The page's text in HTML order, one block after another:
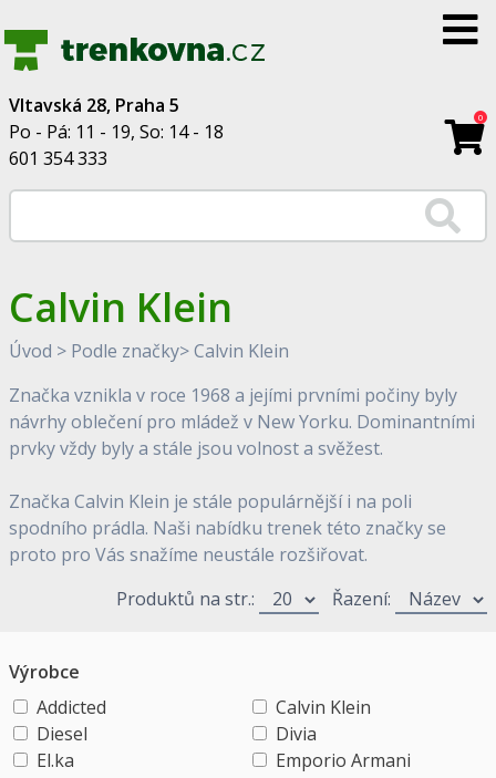
Vltavská 28, Praha 5
Po - Pá: 11 - 19, So: 14 - 18
601 354 333
0
Calvin Klein
Úvod > Podle značky>Calvin Klein
Značka vznikla v roce 1968 a jejími prvními počiny byly
návrhy oblečení pro mládež v New Yorku. Dominantními
prvky vždy byly a stále jsou volnost a svěžest.
Značka Calvin Klein je stále populárnější i na poli
spodního prádla. Naši nabídku trenek této značky se
proto pro Vás snažíme neustále rozšiřovat.
Produktů na str.:
Řazení:
Výrobce
Addicted
Calvin Klein
Diesel
Divia
El.ka
Emporio Armani